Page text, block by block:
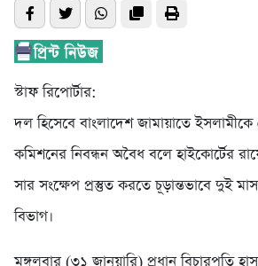
স্টাফ রিপোর্টার:
দল হিসেবে বাংলাদেশ জামায়াতে ইসলামীকে
কমিশনের নিবন্ধন অবৈধ বলে হাইকোর্টের
সার সংক্ষেপ প্রস্তুত করতে চূড়ান্তভাবে দুই
বিভাগ।